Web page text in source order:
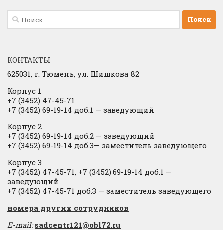
Найти:
КОНТАКТЫ
625031, г. Тюмень, ул. Шишкова 82
Корпус 1
+7 (3452) 47-45-71
+7 (3452) 69-19-14 доб.1 — заведующий
Корпус 2
+7 (3452) 69-19-14 доб.2 — заведующий
+7 (3452) 69-19-14 доб.3— заместитель заведующего
Корпус 3
+7 (3452) 47-45-71, +7 (3452) 69-19-14 доб.1 —
заведующий
+7 (3452) 47-45-71 доб.3 — заместитель заведующего
​номера других сотрудников
E-mail: sadcentr121@obl72.ru